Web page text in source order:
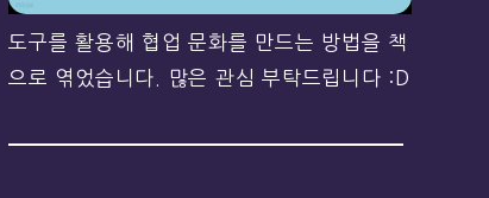
도구를 활용해 협업 문화를 만드는 방법을 책
으로 엮었습니다. 많은 관심 부탁드립니다 :D